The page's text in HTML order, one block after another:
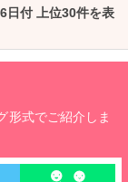
日付 上位30件を表
形式でご紹介しま